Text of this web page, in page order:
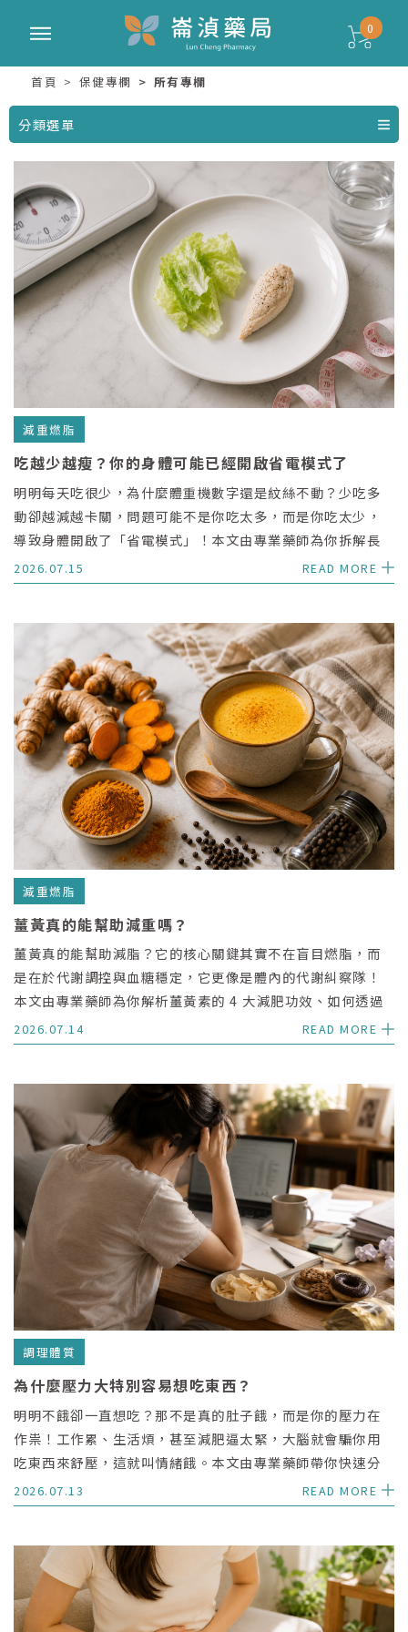
0
首頁 保健專欄 所有專欄
分類選單
減重燃脂
吃越少越瘦？你的身體可能已經開啟省電模式了
明明每天吃很少，為什麼體重機數字還是紋絲不動？少吃多
動卻越減越卡關，問題可能不是你吃太多，而是你吃太少，
導致身體開啟了「省電模式」！本文由專業藥師為你拆解長
期節食導致代謝率下降、肌肉流失與脂肪囤積的 3 大危機，
並分享無痛重啟代謝、關掉省電模式的 3 大關鍵吃法。
2026.07.15 READ MORE
減重燃脂
薑黃真的能幫助減重嗎？
薑黃真的能幫助減脂？它的核心關鍵其實不在盲目燃脂，而
是在於代謝調控與血糖穩定，它更像是體內的代謝糾察隊！
本文由專業藥師為你解析薑黃素的 4 大減肥功效、如何透過
黑胡椒與油脂提升吸收率的 3 個關鍵，以及高劑量長期補充
的相關注意事項。
2026.07.14 READ MORE
調理體質
為什麼壓力大特別容易想吃東西？
明明不餓卻一直想吃？那不是真的肚子餓，而是你的壓力在
作祟！工作累、生活煩，甚至減肥逼太緊，大腦就會騙你用
吃東西來舒壓，這就叫情緒餓。本文由專業藥師帶你快速分
辨真餓與假餓，並分享 3 招關掉假胃口的科學調整法，幫你
找出少吃卻瘦不下來的壓力盲點。
2026.07.13 READ MORE